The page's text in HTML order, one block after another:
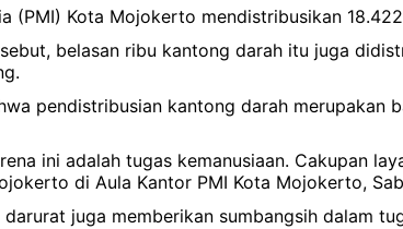
(PMI) Kota Mojokerto mendistribusikan
belasan ribu kantong darah itu juga
pendistribusian kantong darah merupakan
ini adalah tugas kemanusiaan. Cakupan
di Aula Kantor PMI Kota Mojokerto,
juga memberikan sumbangsih dalam